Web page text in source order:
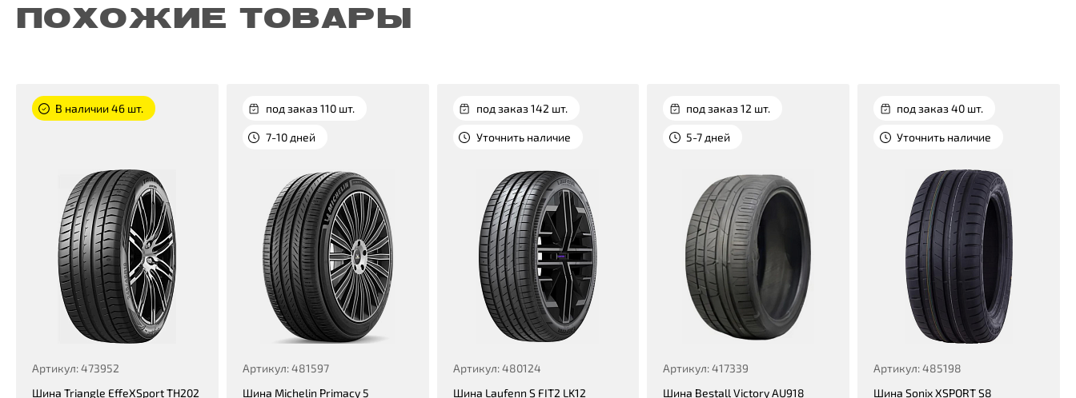
ПОХОЖИЕ ТОВАРЫ
В наличии 46 шт.
Артикул: 473952
Шина Triangle EffeXSport TH202
под заказ 110 шт.
7-10 дней
Артикул: 481597
Шина Michelin Primacy 5
под заказ 142 шт.
Уточнить наличие
Артикул: 480124
Шина Laufenn S FIT2 LK12
под заказ 12 шт.
5-7 дней
Артикул: 417339
Шина Bestall Victory AU918
под заказ 40 шт.
Уточнить наличие
Артикул: 485198
Шина Sonix XSPORT S8